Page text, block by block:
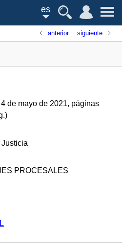
es
anterior siguiente
de mayo de 2021, páginas
)
Justicia
PROCESALES